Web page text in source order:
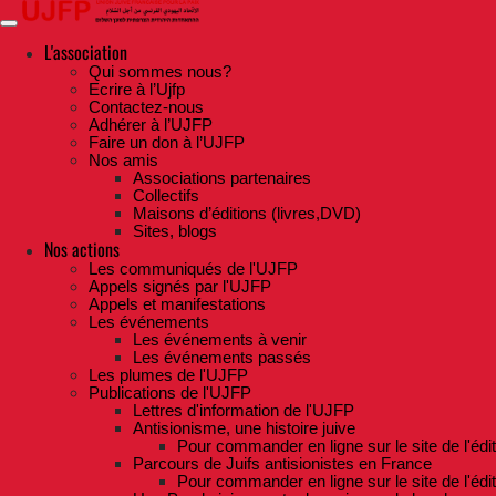
Skip
to
contentL'association
Qui sommes nous?
Ecrire à l’Ujfp
Contactez-nous
Adhérer à l’UJFP
Faire un don à l’UJFP
Nos amis
Associations partenaires
Collectifs
Maisons d’éditions (livres,DVD)
Sites, blogs
Nos actions
Les communiqués de l'UJFP
Appels signés par l'UJFP
Appels et manifestations
Les événements
Les événements à venir
Les événements passés
Les plumes de l'UJFP
Publications de l'UJFP
Lettres d'information de l'UJFP
Antisionisme, une histoire juive
Pour commander en ligne sur le site de
Parcours de Juifs antisionistes en France
Pour commander en ligne sur le site de